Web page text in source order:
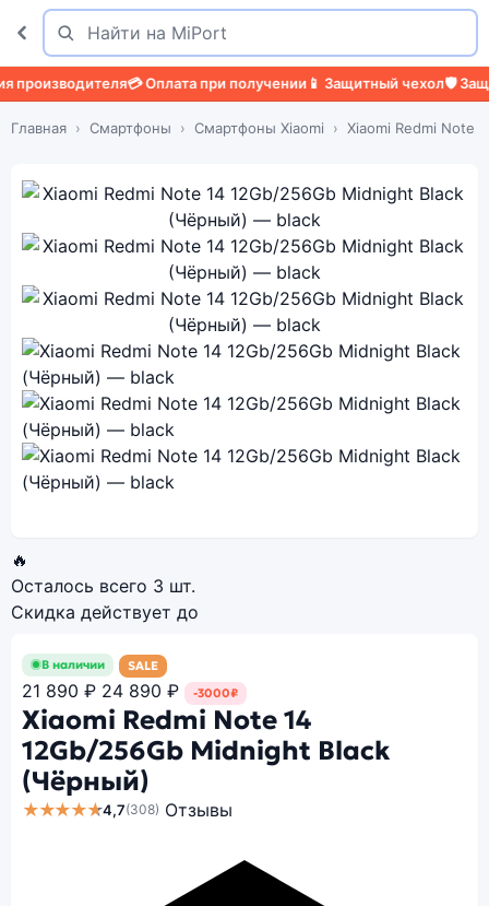
Поиск
Найти
💳 Оплата при получении📱 Защитный чехол🛡️ Защитное
Главная Смартфоны Смартфоны Xiaomi Xiaomi Redmi Note
🔥
Осталось всего 3 шт.
Скидка действует до
В наличии SALE
21 890 ₽ 24 890 ₽ -3000₽
Xiaomi Redmi Note 14
12Gb/256Gb Midnight Black
(Чёрный)
★★★★★4,7(308) Отзывы